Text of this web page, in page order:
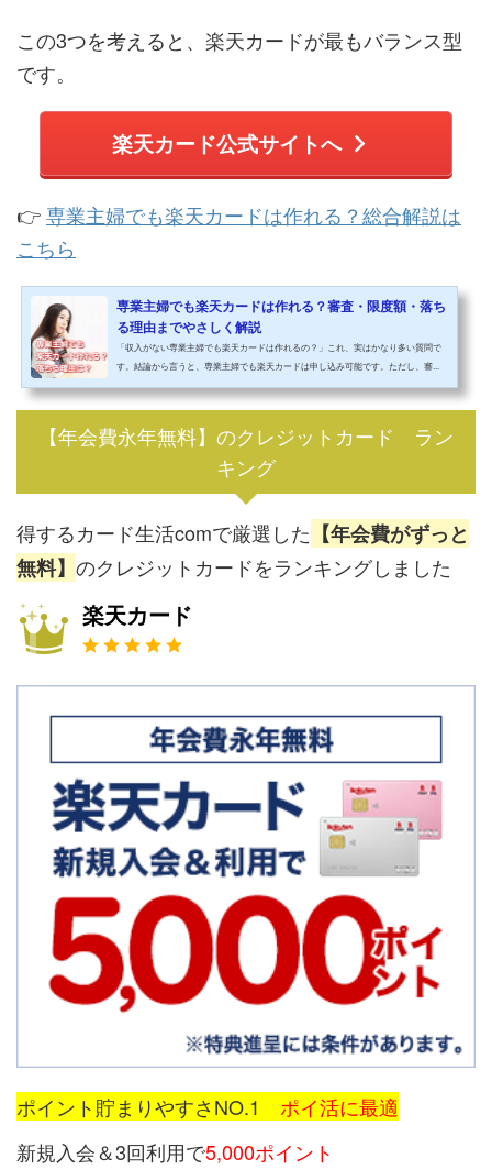
この3つを考えると、楽天カードが最もバランス型
です。
楽天カード公式サイトへ
👉専業主婦でも楽天カードは作れる？総合解説は
こちら
専業主婦でも楽天カードは作れる？審査・限度額・落ち
る理由までやさしく解説
「収入がない専業主婦でも楽天カードは作れるの？」これ、実はかなり多い質問で
す。結論から言うと、専業主婦でも楽天カードは申し込み可能です。ただし、審...
【年会費永年無料】のクレジットカード ラン
キング
得するカード生活comで厳選した 【年会費がずっと
無料】 のクレジットカードをランキングしました
楽天カード
ポイント貯まりやすさNO.1 ポイ活に最適
新規入会＆3回利用で5,000ポイント